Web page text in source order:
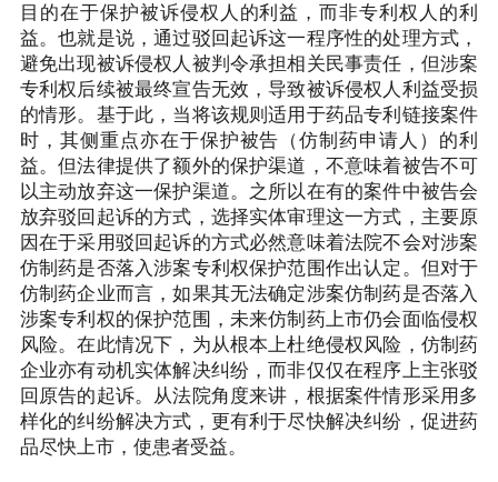
目的在于保护被诉侵权人的利益，而非专利权人的利
益。也就是说，通过驳回起诉这一程序性的处理方式，
避免出现被诉侵权人被判令承担相关民事责任，但涉案
专利权后续被最终宣告无效，导致被诉侵权人利益受损
的情形。基于此，当将该规则适用于药品专利链接案件
时，其侧重点亦在于保护被告（仿制药申请人）的利
益。但法律提供了额外的保护渠道，不意味着被告不可
以主动放弃这一保护渠道。之所以在有的案件中被告会
放弃驳回起诉的方式，选择实体审理这一方式，主要原
因在于采用驳回起诉的方式必然意味着法院不会对涉案
仿制药是否落入涉案专利权保护范围作出认定。但对于
仿制药企业而言，如果其无法确定涉案仿制药是否落入
涉案专利权的保护范围，未来仿制药上市仍会面临侵权
风险。在此情况下，为从根本上杜绝侵权风险，仿制药
企业亦有动机实体解决纠纷，而非仅仅在程序上主张驳
回原告的起诉。从法院角度来讲，根据案件情形采用多
样化的纠纷解决方式，更有利于尽快解决纠纷，促进药
品尽快上市，使患者受益。